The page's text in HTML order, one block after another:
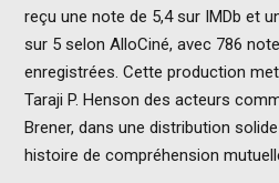
reçu une note de 5,4 sur IMDb et
sur 5 selon AlloCiné, avec 786
enregistrées. Cette production
Taraji P. Henson des acteurs
Brener, dans une distribution
histoire de compréhension